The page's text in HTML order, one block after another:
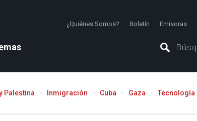
¿Quiénes Somos? Boletín Emisoras
Palestina Inmigración Cuba Gaza Tecnología